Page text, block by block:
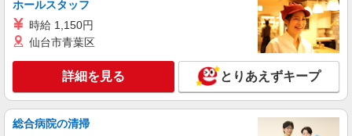
ホールスタッフ
時給 1,150円
仙台市青葉区
詳細を見る とりあえずキープ
総合病院の清掃